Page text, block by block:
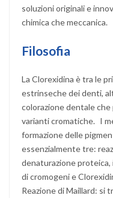
soluzioni originali e
chimica che meccanica.
Filosofia
La Clorexidina è tra le
estrinseche dei denti,
colorazione dentale
varianti cromatiche. I
formazione delle
essenzialmente tre:
denaturazione
di cromogeni e
Reazione di Maillard: si